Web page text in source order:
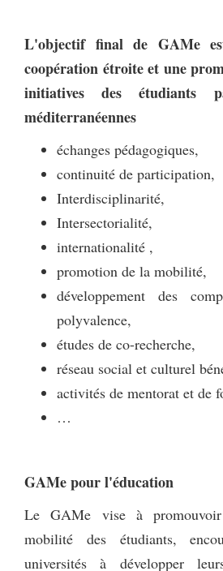
L'objectif final de GAMe
coopération étroite et une
initiatives des étudiants
méditerranéennes
échanges pédagogiques,
continuité de participation,
Interdisciplinarité,
Intersectorialité,
internationalité ,
promotion de la mobilité,
développement des
polyvalence,
études de co-recherche,
réseau social et culturel
activités de mentorat et de
…
GAMe pour l'éducation
Le GAMe vise à
mobilité des étudiants,
universités à développer